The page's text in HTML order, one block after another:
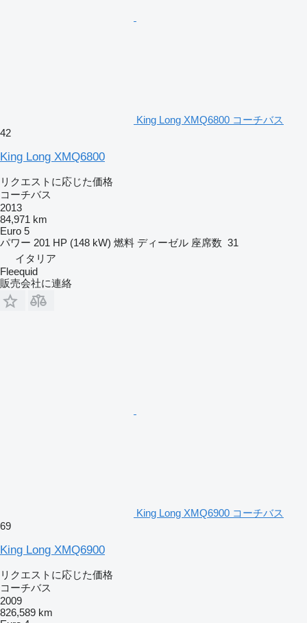
King Long XMQ6800 コーチバス
42
King Long XMQ6800
リクエストに応じた価格
コーチバス
2013
84,971 km
Euro 5
パワー 201 HP (148 kW) 燃料 ディーゼル 座席数 31
イタリア
Fleequid
販売会社に連絡
King Long XMQ6900 コーチバス
69
King Long XMQ6900
リクエストに応じた価格
コーチバス
2009
826,589 km